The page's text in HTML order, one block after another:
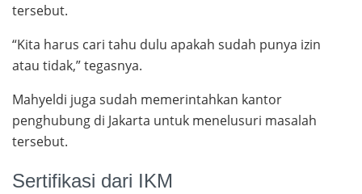
tersebut.
“Kita harus cari tahu dulu apakah sudah punya izin
atau tidak,” tegasnya.
Mahyeldi juga sudah memerintahkan kantor
penghubung di Jakarta untuk menelusuri masalah
tersebut.
Sertifikasi dari IKM